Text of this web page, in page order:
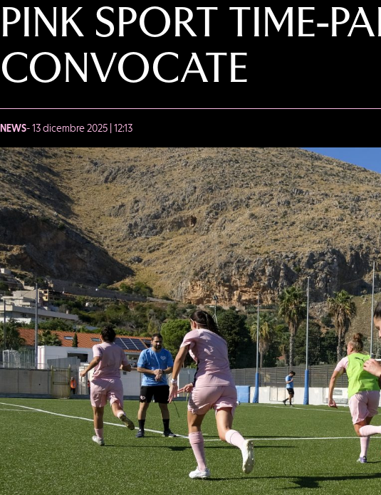
PINK SPORT TIME-
CONVOCATE
NEWS- 13 dicembre 2025 | 12:13